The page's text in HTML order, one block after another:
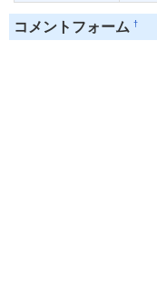
コメントフォーム †